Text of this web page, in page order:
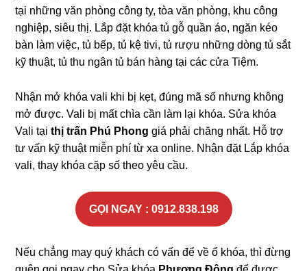
tại những văn phòng công ty, tòa văn phòng, khu công
nghiệp, siêu thị. Lắp đặt khóa tủ gỗ quần áo, ngăn kéo
bàn làm việc, tủ bếp, tủ kệ tivi, tủ rượu những dòng tủ sắt
kỹ thuật, tủ thu ngân tủ bán hàng tại các cửa Tiệm.
Nhận mở khóa vali khi bị kẹt, đúng mã số nhưng không
mở được. Vali bị mất chìa cần làm lại khóa. Sửa khóa
Vali tạithị trấn Phú Phonggiá phải chăng nhất. Hỗ trợ
tư vấn kỹ thuật miễn phí từ xa online. Nhận đặt Lắp khóa
vali, thay khóa cặp số theo yêu cầu.
GỌI NGAY : 0912.838.198
Nếu chẳng may quý khách có vấn để về ổ khóa, thì đừng